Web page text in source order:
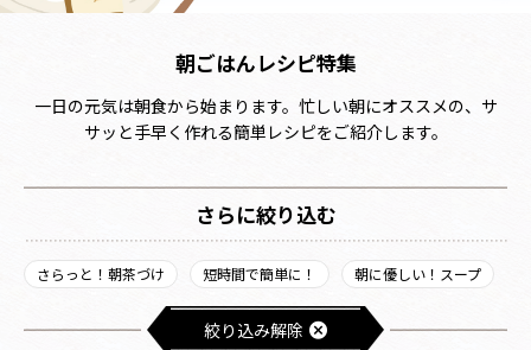
朝ごはんレシピ特集
一日の元気は朝食から始まります。忙しい朝にオススメの、サ
サッと手早く作れる簡単レシピをご紹介します。
さらに絞り込む
さらっと！朝茶づけ 短時間で簡単に！ 朝に優しい！スープ
絞り込み解除